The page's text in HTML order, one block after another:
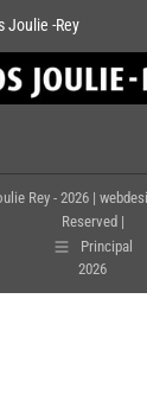
Joulie -Rey
Rey - 2026 |
Reserved |
Principal
2026